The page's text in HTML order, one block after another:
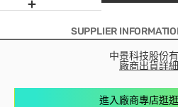
SUPPLIER
中景科技股份
廠商出貨詳
進入廠商專店逛